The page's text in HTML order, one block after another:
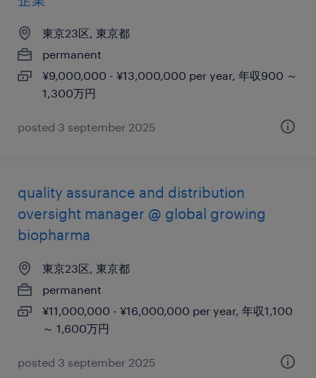
東京23区, 東京都
permanent
¥9,000,000 - ¥13,000,000 per year, 年収900 ～
1,300万円
posted 3 september 2025
quality assurance and distribution
oversight manager @ global growing
biopharma
東京23区, 東京都
permanent
¥11,000,000 - ¥16,000,000 per year, 年収1,100
～ 1,600万円
posted 3 september 2025